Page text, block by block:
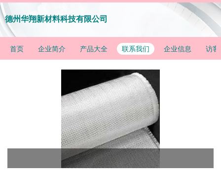
德州华翔新材料科技有限公司
首页 企业简介 产品大全 联系我们 企业信息 访客